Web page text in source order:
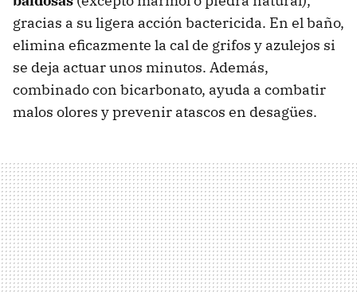
gracias a su ligera acción bactericida. En el baño,
elimina eficazmente la cal de grifos y azulejos si
se deja actuar unos minutos. Además,
combinado con bicarbonato, ayuda a combatir
malos olores y prevenir atascos en desagües.